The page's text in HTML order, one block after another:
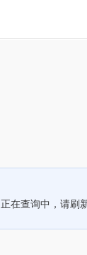
正在查询中，请刷